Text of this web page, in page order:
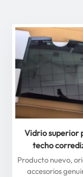
Vidrio superior
techo
delantero y
Li Auto Serie L:
Producto nuevo,
accesorios